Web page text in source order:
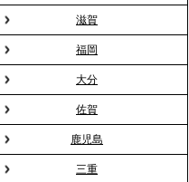
ィスが「１日限定の
を格上げする《出張
「義理チョコ」で悩
ケータリングで“福利
ルを提案
滋賀
福岡
大分
佐賀
鹿児島
三重